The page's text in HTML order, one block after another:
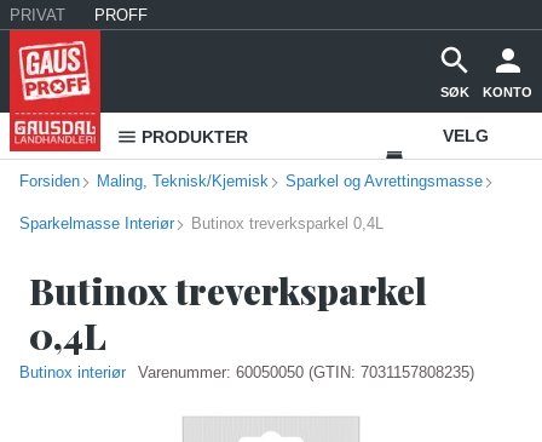
PRIVAT PROFF
SØK KONTO
PRODUKTER VELG
VAREHUS
Forsiden Maling, Teknisk/Kjemisk Sparkel og Avrettingsmasse
Sparkelmasse Interiør Butinox treverksparkel 0,4L
Butinox treverksparkel
0,4L
Butinox interiør Varenummer: 60050050 (GTIN: 7031157808235)